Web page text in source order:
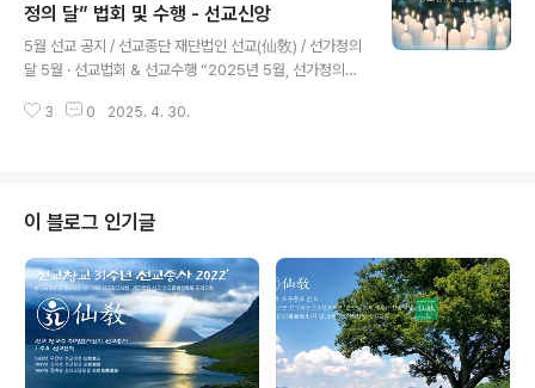
교지 / 6.1※선기59년 선교창교35년, 선교총림 선림원 시
정원주님 “선(仙)문화 산책” / 6.5※선기59년 선교창교3
5년, 취정원사님 “선교삼정(仙敎三鼎)의 선(仙)문화” 강
연 / 6.7 ※선기59년 선교창교35년, 선리 삼천삼백기단
선교신행회 “선교신앙대회” / 6.15※선기..
정의 달” 법회 및 수행 - 선교신앙
5월 선교 공지 / 선교종단 재단법인 선교(仙敎) / 선가정의
달 5월 · 선교법회 & 선교수행 “2025년 5월, 선가정의
년, 선교 포덕교화 월별공지2025.5.1 ~ 5.31 선교 법회
법회” 교지 / 5.1※선기59년 선교창교35년, 취정원사님
신단수숲마을 “한울강좌” 선가정 법문 / 5.15 ※선기59년
선교창교35년, 선교총림선림원 “신성법회 & 숲명상” / 2
4절기 입하·소만※선기59년 선교창교35년, 선교신행회
“선가정 행복명상법회” / 매주 토,일요일 ..
3 0 2025. 4. 30.
이 블로그 인기글